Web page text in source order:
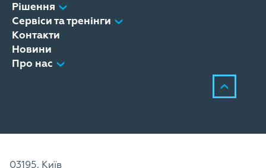
Рішення
Сервіси та тренінги
Контакти
Новини
Про нас
03195, Київ